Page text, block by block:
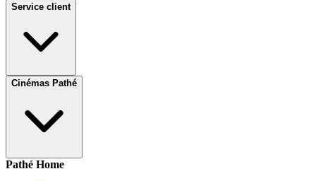
Service client
Cinémas Pathé
Pathé Home